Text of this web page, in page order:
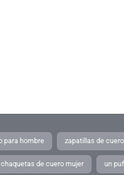
para hombre zapatillas de cuero
de cuero mujer un